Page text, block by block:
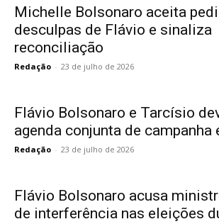
Michelle Bolsonaro aceita
desculpas de Flávio e sinaliza
reconciliação
Redação - 23 de julho de 2026
Flávio Bolsonaro e Tarcísio
agenda conjunta de campanha
Redação - 23 de julho de 2026
Flávio Bolsonaro acusa
de interferência nas eleições